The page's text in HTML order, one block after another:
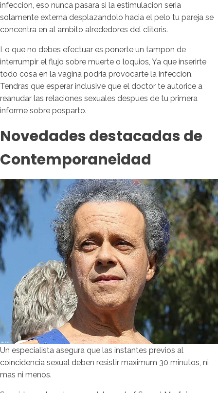
infeccion, eso nunca pasara si la estimulacion seria
solamente externa desplazandolo hacia el pelo tu pareja se
concentra en al ambito alrededores del clitoris.
Lo que no debes efectuar es ponerte un tampon de
interrumpir el flujo sobre muerte o loquios, Ya que inserirte
todo cosa en la vagina podria provocarte la infeccion.
Tendras que esperar inclusive que el doctor te autorice a
reanudar las relaciones sexuales despues de tu primera
informe sobre posparto.
Novedades destacadas de
Contemporaneidad
Un especialista asegura que las instantes previos al
coincidencia sexual deben resistir maximum 30 minutos, ni
mas ni menos.